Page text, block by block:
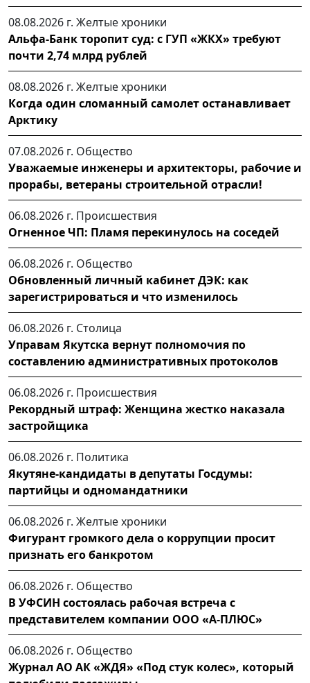
08.08.2026 г. Желтые хроники
Альфа-Банк торопит суд: с ГУП «ЖКХ» требуют
почти 2,74 млрд рублей
08.08.2026 г. Желтые хроники
Когда один сломанный самолет останавливает
Арктику
07.08.2026 г. Общество
Уважаемые инженеры и архитекторы, рабочие и
прорабы, ветераны строительной отрасли!
06.08.2026 г. Происшествия
Огненное ЧП: Пламя перекинулось на соседей
06.08.2026 г. Общество
Обновленный личный кабинет ДЭК: как
зарегистрироваться и что изменилось
06.08.2026 г. Столица
Управам Якутска вернут полномочия по
составлению административных протоколов
06.08.2026 г. Происшествия
Рекордный штраф: Женщина жестко наказала
застройщика
06.08.2026 г. Политика
Якутяне-кандидаты в депутаты Госдумы:
партийцы и одномандатники
06.08.2026 г. Желтые хроники
Фигурант громкого дела о коррупции просит
признать его банкротом
06.08.2026 г. Общество
В УФСИН состоялась рабочая встреча с
представителем компании ООО «А-ПЛЮС»
06.08.2026 г. Общество
Журнал АО АК «ЖДЯ» «Под стук колес», который